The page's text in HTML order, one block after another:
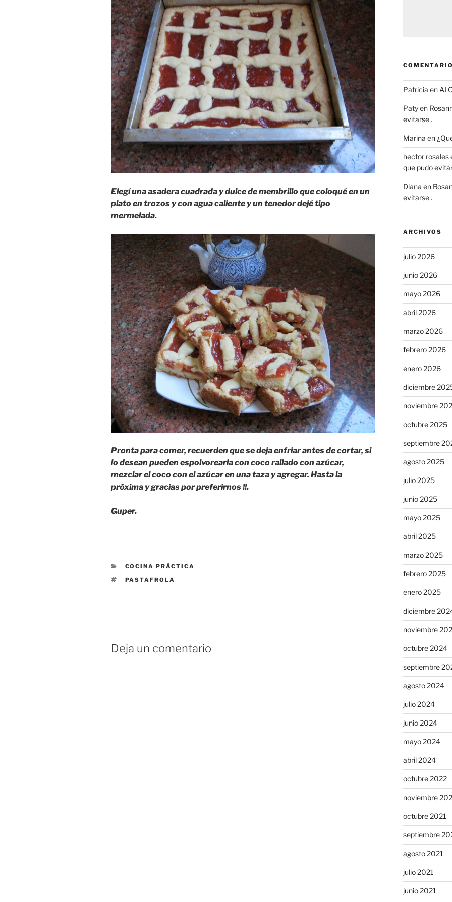
Elegí una asadera cuadrada y dulce de membrillo que coloqué en un
plato en trozos y con agua caliente y un tenedor dejé tipo
mermelada.
Pronta para comer, recuerden que se deja enfriar antes de cortar, si
lo desean pueden espolvorearla con coco rallado con azúcar,
mezclar el coco con el azúcar en una taza y agregar. Hasta la
próxima y gracias por preferirnos !!.
Guper.
CATEGORÍAS
COCINA PRÁCTICA
ETIQUETAS
PASTAFROLA
Deja un comentario
Patricia en
Patyen
evitarse .
Marina en
hector rosales
que pudo
Diana en
evitarse .
ARCHIVOS
julio 2026
junio 2026
mayo 2026
abril 2026
marzo 2026
febrero 2026
enero 2026
diciembre
noviembre
octubre 2025
septiembre
agosto 2025
julio 2025
junio 2025
mayo 2025
abril 2025
marzo 2025
febrero 2025
enero 2025
diciembre
noviembre
octubre 2024
septiembre
agosto 2024
julio 2024
junio 2024
mayo 2024
abril 2024
octubre 2022
noviembre
octubre 2021
septiembre
agosto 2021
julio 2021
junio 2021